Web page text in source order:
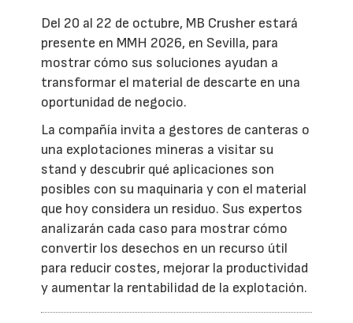
Del 20 al 22 de octubre, MB Crusher estará
presente en MMH 2026, en Sevilla, para
mostrar cómo sus soluciones ayudan a
transformar el material de descarte en una
oportunidad de negocio.
La compañía invita a gestores de canteras o
una explotaciones mineras a visitar su
stand y descubrir qué aplicaciones son
posibles con su maquinaria y con el material
que hoy considera un residuo. Sus expertos
analizarán cada caso para mostrar cómo
convertir los desechos en un recurso útil
para reducir costes, mejorar la productividad
y aumentar la rentabilidad de la explotación.